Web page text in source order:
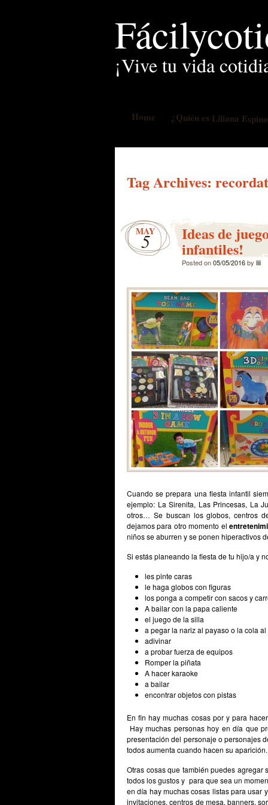
¡Vive tu vida
Home ¿Quién es Liliana
Tag Archives:
MAY
5 Ideas de
infantiles!
Posted on05/05/2016by lili
Cuando se prepara una fiesta infantil
ejemplo: La Sirenita, Las Princesas, La
otros… Se buscan los globos, centros
dejamos para otro momento el
niños se aburren y se ponen hiperactivos
Si estás planeando la fiesta de tu hijo/a y
les pinte caras
le haga globos con figuras
los ponga a competir con sacos y
A bailar con la papa caliente
el juego de la silla
a pegar la nariz al payaso o la cola al
adivinar
a probar fuerza de equipos
Romper la piñata
A hacer karaoke
a bailar
encontrar objetos con pistas
En fin hay muchas cosas por y para
Hay muchas personas hoy en día que
presentación del personaje o personajes
todos aumenta cuando hacen su aparición.
Otras cosas que también puedes
todos los gustos y para que sea un
en día hay muchas cosas listas para usar
invitaciones, centros de mesa, banners,